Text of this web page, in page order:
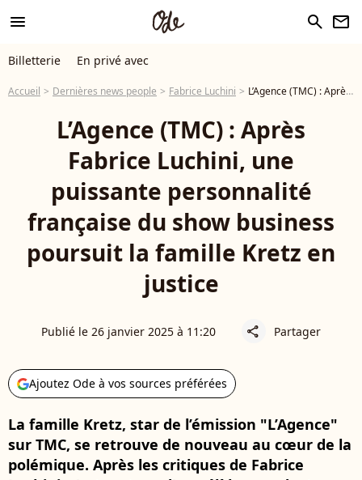
menu search newsletter
Billetterie En privé avec
Accueil Dernières news people Fabrice Luchini L’Agence (TMC) : Après Fabrice Luchini, une puissante personnalité française du show business poursuit la famille Kretz en justice
L’Agence (TMC) : Après
Fabrice Luchini, une
puissante personnalité
française du show business
poursuit la famille Kretz en
justice
Publié le 26 janvier 2025 à 11:20 share Partager
Ajoutez Ode à vos sources préférées
La famille Kretz, star de l’émission "L’Agence"
sur TMC, se retrouve de nouveau au cœur de la
polémique. Après les critiques de Fabrice